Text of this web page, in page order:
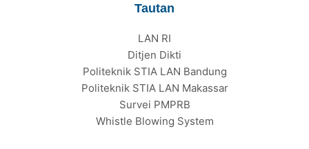
Tautan
LAN RI
Ditjen Dikti
Politeknik STIA LAN Bandung
Politeknik STIA LAN Makassar
Survei PMPRB
Whistle Blowing System